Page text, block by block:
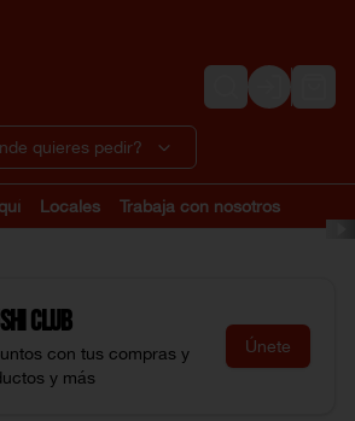
Login
quieres pedir?
Locales Trabaja con nosotros
Club
con tus compras y
y más
Únete